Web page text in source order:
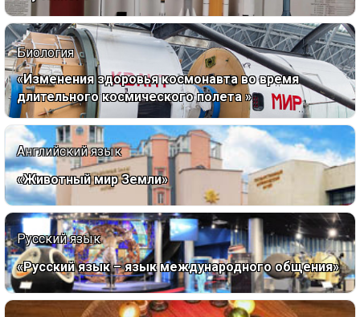
Биология
«Изменения здоровья космонавта во время
длительного космического полета »
Английский язык
«Животный мир Земли»
Русский язык
«Русский язык – язык международного общения»